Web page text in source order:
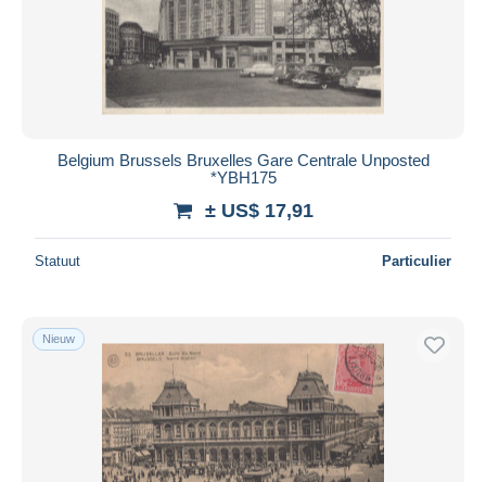
Belgium Brussels Bruxelles Gare Centrale Unposted
*YBH175
± US$ 17,91
Statuut Particulier
Nieuw